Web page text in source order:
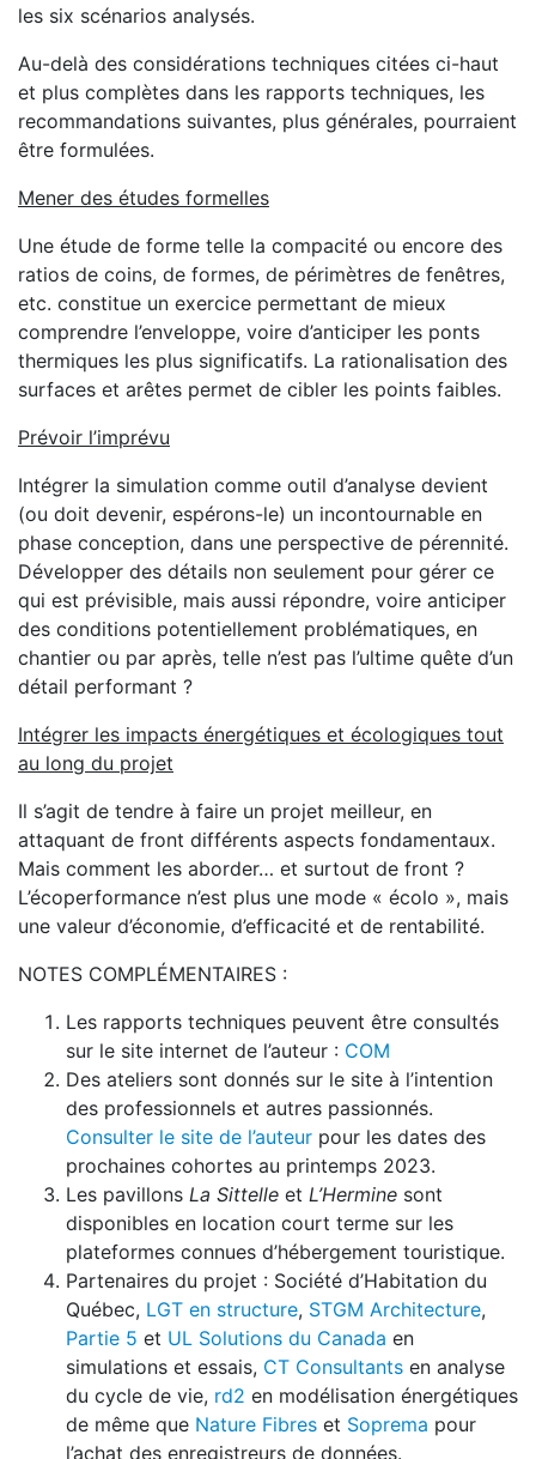
les six scénarios analysés.
Au-delà des considérations techniques citées ci-haut
et plus complètes dans les rapports techniques, les
recommandations suivantes, plus générales, pourraient
être formulées.
Mener des études formelles
Une étude de forme telle la compacité ou encore des
ratios de coins, de formes, de périmètres de fenêtres,
etc. constitue un exercice permettant de mieux
comprendre l’enveloppe, voire d’anticiper les ponts
thermiques les plus significatifs. La rationalisation des
surfaces et arêtes permet de cibler les points faibles.
Prévoir l’imprévu
Intégrer la simulation comme outil d’analyse devient
(ou doit devenir, espérons-le) un incontournable en
phase conception, dans une perspective de pérennité.
Développer des détails non seulement pour gérer ce
qui est prévisible, mais aussi répondre, voire anticiper
des conditions potentiellement problématiques, en
chantier ou par après, telle n’est pas l’ultime quête d’un
détail performant ?
Intégrer les impacts énergétiques et écologiques tout
au long du projet
Il s’agit de tendre à faire un projet meilleur, en
attaquant de front différents aspects fondamentaux.
Mais comment les aborder… et surtout de front ?
L’écoperformance n’est plus une mode « écolo », mais
une valeur d’économie, d’efficacité et de rentabilité.
NOTES COMPLÉMENTAIRES :
Les rapports techniques peuvent être consultés
sur le site internet de l’auteur : COM
Des ateliers sont donnés sur le site à l’intention
des professionnels et autres passionnés.
Consulter le site de l’auteur pour les dates des
prochaines cohortes au printemps 2023.
Les pavillons La Sittelle et L’Hermine sont
disponibles en location court terme sur les
plateformes connues d’hébergement touristique.
Partenaires du projet : Société d’Habitation du
Québec, LGT en structure, STGM Architecture,
Partie 5 et UL Solutions du Canada en
simulations et essais, CT Consultants en analyse
du cycle de vie, rd2 en modélisation énergétiques
de même que Nature Fibres et Soprema pour
l’achat des enregistreurs de données.